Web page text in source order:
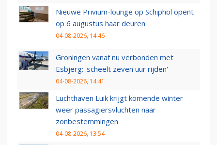
Nieuwe Privium-lounge op Schiphol opent
op 6 augustus haar deuren
04-08-2026, 14:46
Groningen vanaf nu verbonden met
Esbjerg: 'scheelt zeven uur rijden'
04-08-2026, 14:41
Luchthaven Luik krijgt komende winter
weer passagiersvluchten naar
zonbestemmingen
04-08-2026, 13:54